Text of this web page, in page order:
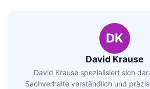
DK
David Krause
David Krause spezialisiert sich
Sachverhalte verständlich und